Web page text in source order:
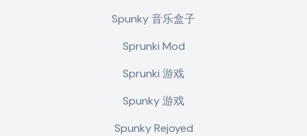
Spunky 音乐盒子
Sprunki Mod
Sprunki 游戏
Spunky 游戏
Spunky Rejoyed